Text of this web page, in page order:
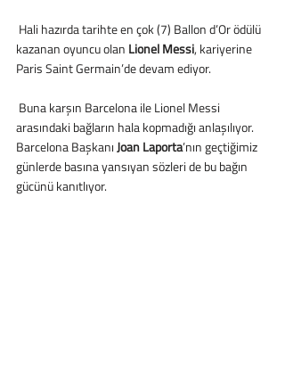
kazanan oyuncu olan Lionel Messi, kariyerine
Paris Saint Germain’de devam ediyor.
arasındaki bağların hala kopmadığı anlaşılıyor.
Barcelona Başkanı Joan Laporta’nın geçtiğimiz
günlerde basına yansıyan sözleri de bu bağın
gücünü kanıtlıyor.